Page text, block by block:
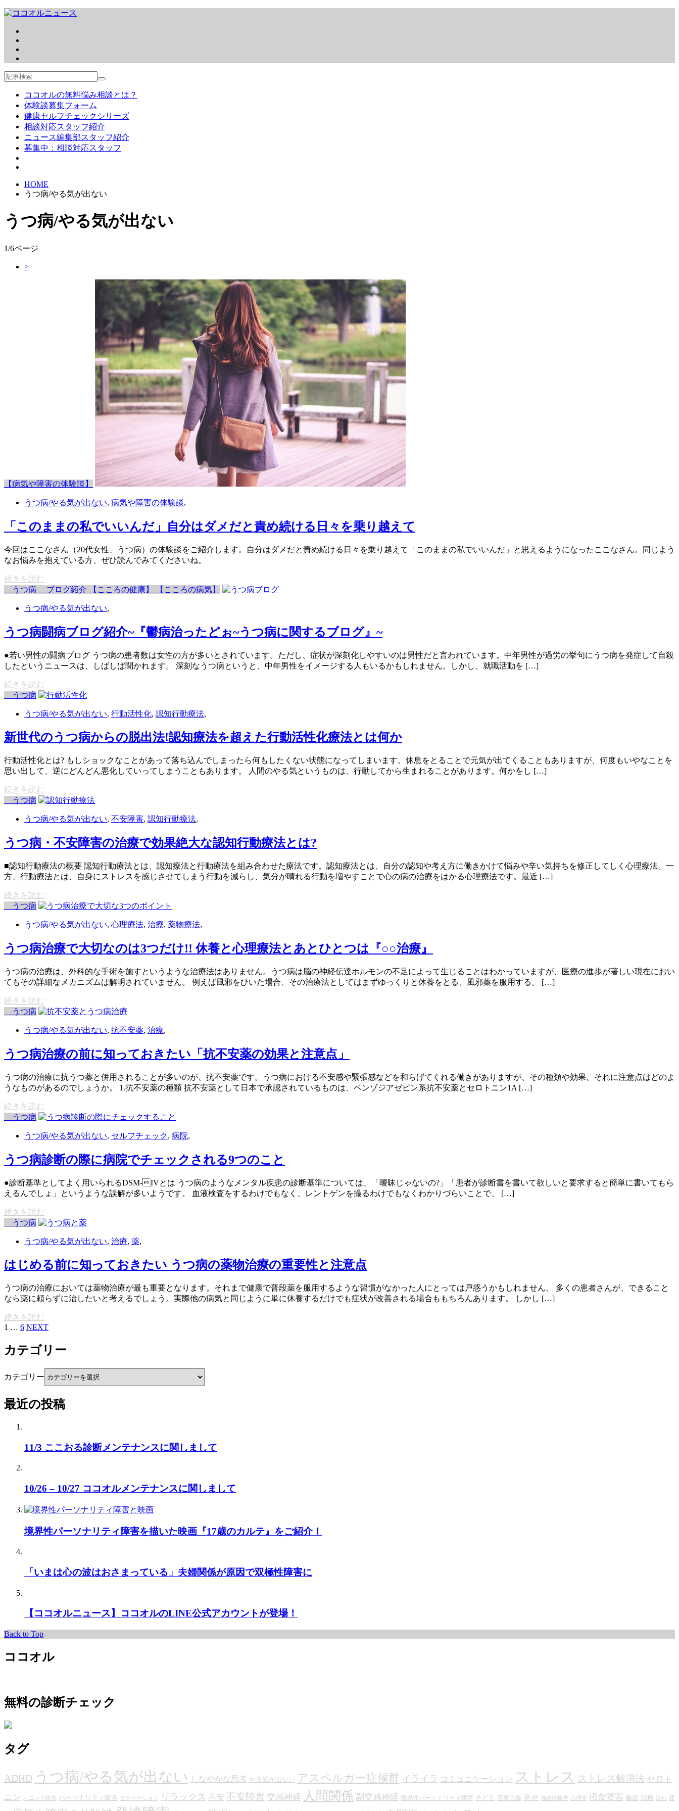
ココオルの無料悩み相談とは？
体験談募集フォーム
健康セルフチェックシリーズ
相談対応スタッフ紹介
ニュース編集部スタッフ紹介
募集中：相談対応スタッフ
HOME
うつ病/やる気が出ない
うつ病/やる気が出ない
1/6ページ
>
【病気や障害の体験談】
うつ病/やる気が出ない, 病気や障害の体験談,
「このままの私でいいんだ」自分はダメだと責め続ける日々を乗り越えて
今回はここなさん（20代女性、うつ病）の体験談をご紹介します。自分はダメだと責め続ける日々を乗り越えて「このままの私でいいんだ」と思えるようになったここなさん。同じよう
なお悩みを抱えている方、ぜひ読んでみてくださいね。
続きを読む
うつ病
ブログ紹介 【こころの健康】 【こころの病気】
うつ病/やる気が出ない,
うつ病闘病ブログ紹介~『鬱病治ったどぉ~うつ病に関するブログ』~
●若い男性の闘病ブログ うつ病の患者数は女性の方が多いとされています。ただし、症状が深刻化しやすいのは男性だと言われています。中年男性が過労の挙句にうつ病を発症して自殺
したというニュースは、しばしば聞かれます。 深刻なうつ病というと、中年男性をイメージする人もいるかもしれません。しかし、就職活動を […]
続きを読む
うつ病
うつ病/やる気が出ない, 行動活性化, 認知行動療法,
新世代のうつ病からの脱出法!認知療法を超えた行動活性化療法とは何か
行動活性化とは? もしショックなことがあって落ち込んでしまったら何もしたくない状態になってしまいます。休息をとることで元気が出てくることもありますが、何度もいやなことを
思い出して、逆にどんどん悪化していってしまうこともあります。 人間のやる気というものは、行動してから生まれることがあります。何かをし […]
続きを読む
うつ病
うつ病/やる気が出ない, 不安障害, 認知行動療法,
うつ病・不安障害の治療で効果絶大な認知行動療法とは?
■認知行動療法の概要 認知行動療法とは、認知療法と行動療法を組み合わせた療法です。認知療法とは、自分の認知や考え方に働きかけて悩みや辛い気持ちを修正してしく心理療法。一
方、行動療法とは、自身にストレスを感じさせてしまう行動を減らし、気分が晴れる行動を増やすことで心の病の治療をはかる心理療法です。最近 […]
続きを読む
うつ病
うつ病/やる気が出ない, 心理療法, 治療, 薬物療法,
うつ病治療で大切なのは3つだけ!! 休養と心理療法とあとひとつは『○○治療』
うつ病の治療は、外科的な手術を施すというような治療法はありません。うつ病は脳の神経伝達ホルモンの不足によって生じることはわかっていますが、医療の進歩が著しい現在におい
てもその詳細なメカニズムは解明されていません。 例えば風邪をひいた場合、その治療法としてはまずゆっくりと休養をとる、風邪薬を服用する、 […]
続きを読む
うつ病
うつ病/やる気が出ない, 抗不安薬, 治療,
うつ病治療の前に知っておきたい「抗不安薬の効果と注意点」
うつ病の治療に抗うつ薬と併用されることが多いのが、抗不安薬です。うつ病における不安感や緊張感などを和らげてくれる働きがありますが、その種類や効果、それに注意点はどのよ
うなものがあるのでしょうか。 1.抗不安薬の種類 抗不安薬として日本で承認されているものは、ベンゾジアゼピン系抗不安薬とセロトニン1A […]
続きを読む
うつ病
うつ病/やる気が出ない, セルフチェック, 病院,
うつ病診断の際に病院でチェックされる9つのこと
●診断基準としてよく用いられるDSM-IVとは うつ病のようなメンタル疾患の診断基準については、「曖昧じゃないの?」「患者が診断書を書いて欲しいと要求すると簡単に書いてもら
えるんでしょ」というような誤解が多いようです。 血液検査をするわけでもなく、レントゲンを撮るわけでもなくわかりづらいことで、 […]
続きを読む
うつ病
うつ病/やる気が出ない, 治療, 薬,
はじめる前に知っておきたい うつ病の薬物治療の重要性と注意点
うつ病の治療においては薬物治療が最も重要となります。それまで健康で普段薬を服用するような習慣がなかった人にとっては戸惑うかもしれません。 多くの患者さんが、できること
なら薬に頼らずに治したいと考えるでしょう。実際他の病気と同じように単に休養するだけでも症状が改善される場合ももちろんあります。 しかし […]
続きを読む
1 … 6 NEXT
カテゴリー
カテゴリー
最近の投稿
11/3 ここおる診断メンテナンスに関しまして
10/26 – 10/27 ココオルメンテナンスに関しまして
境界性パーソナリティ障害を描いた映画『17歳のカルテ』をご紹介！
「いまは心の波はおさまっている」夫婦関係が原因で双極性障害に
【ココオルニュース】ココオルのLINE公式アカウントが登場！
Back to Top
ココオル
無料の診断チェック
タグ
ADHD うつ病/やる気が出ない しなやかな思考 やる気が出ない アスペルガー症候群 イライラ コミュニケーション ストレス ストレス解消法 セロト
ニン
パニック障害 パーソナリティ障害 モチベーション リラックス 不安 不安障害 交感神経 人間関係 副交感神経 境界性パーソナリティ障害 子ども 完璧主義 幸せ 強迫性障害 心理学 摂食障害 毒親 治療 疲れ 疲